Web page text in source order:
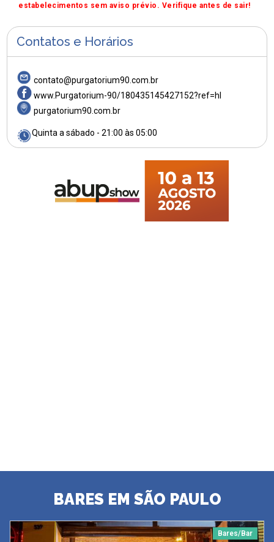
estabelecimentos sem aviso prévio. Verifique antes de sair!
Contatos e Horários
contato@purgatorium90.com.br
www.Purgatorium-90/180435145427152?ref=hl
purgatorium90.com.br
Quinta a sábado - 21:00 às 05:00
BARES EM SÃO PAULO
Bares/Bar